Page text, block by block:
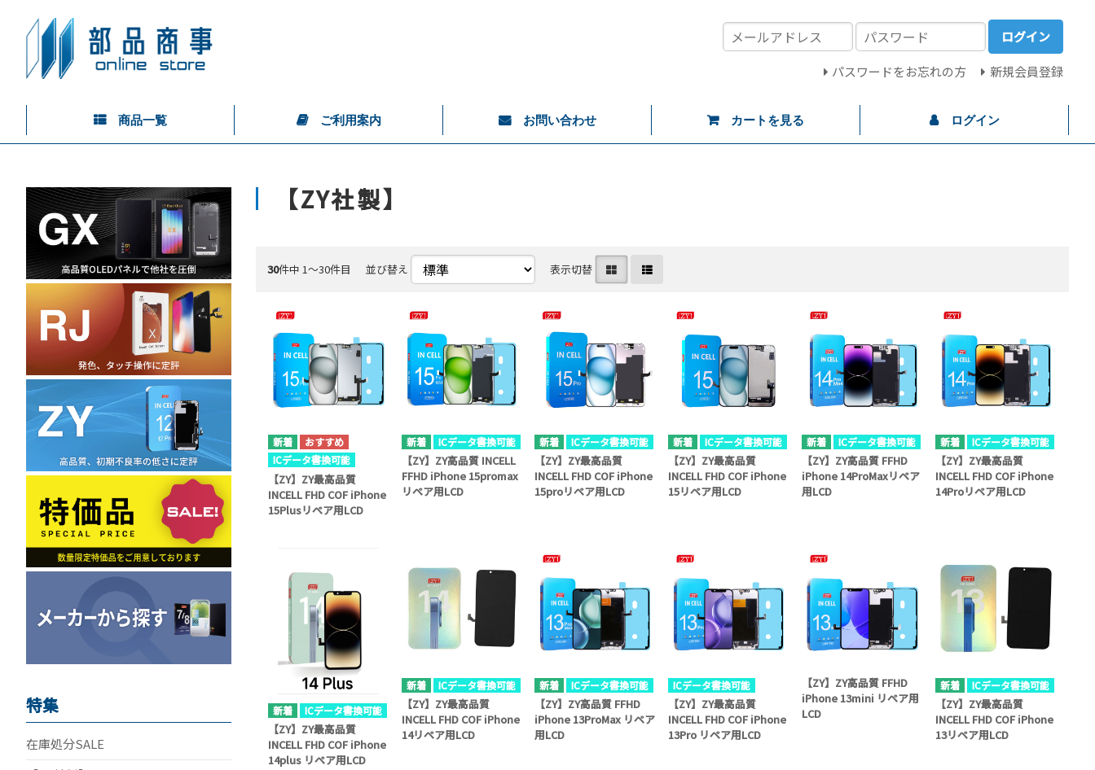
ログイン
パスワードをお忘れの方 新規会員登録
商品一覧 ご利用案内 お問い合わせ カートを見る ログイン
【ZY社製】
30件中 1〜30件目 並び替え 表示切替
ICデータ書換可能
【ZY】ZY最高品質
INCELL FHD COF iPhone
15Plusリペア用LCD
ICデータ書換可能
【ZY】ZY高品質 INCELL
FFHD iPhone 15promax
リペア用LCD
ICデータ書換可能
【ZY】ZY最高品質
INCELL FHD COF iPhone
15proリペア用LCD
ICデータ書換可能
【ZY】ZY最高品質
INCELL FHD COF iPhone
15リペア用LCD
ICデータ書換可能
【ZY】ZY高品質 FFHD
iPhone 14ProMaxリペア
用LCD
ICデータ書換可能
【ZY】ZY最高品質
INCELL FHD COF iPhone
14Proリペア用LCD
ICデータ書換可能
【ZY】ZY最高品質
INCELL FHD COF iPhone
14plus リペア用LCD
ICデータ書換可能
【ZY】ZY最高品質
INCELL FHD COF iPhone
14リペア用LCD
ICデータ書換可能
【ZY】ZY高品質 FFHD
iPhone 13ProMax リペア
用LCD
ICデータ書換可能
【ZY】ZY最高品質
INCELL FHD COF iPhone
13Pro リペア用LCD
【ZY】ZY高品質 FFHD
iPhone 13mini リペア用
LCD
ICデータ書換可能
【ZY】ZY最高品質
INCELL FHD COF iPhone
13リペア用LCD
特集
在庫処分SALE